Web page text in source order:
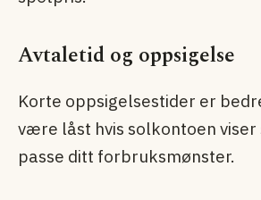
Avtaletid og oppsigelse
Korte oppsigelsestider er
være låst hvis solkontoen viser
passe ditt forbruksmønster.